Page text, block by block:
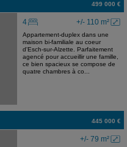
499 000 €
+/- 110 m²
4
Appartement-duplex dans une
maison bi-familiale au coeur
d'Esch-sur-Alzette. Parfaitement
agencé pour accueillir une famille,
ce bien spacieux se compose de
quatre chambres à co...
445 000 €
+/- 79 m²